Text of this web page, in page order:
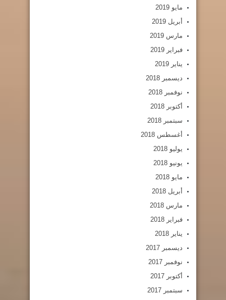
مايو 2019
أبريل 2019
مارس 2019
فبراير 2019
يناير 2019
ديسمبر 2018
نوفمبر 2018
أكتوبر 2018
سبتمبر 2018
أغسطس 2018
يوليو 2018
يونيو 2018
مايو 2018
أبريل 2018
مارس 2018
فبراير 2018
يناير 2018
ديسمبر 2017
نوفمبر 2017
أكتوبر 2017
سبتمبر 2017